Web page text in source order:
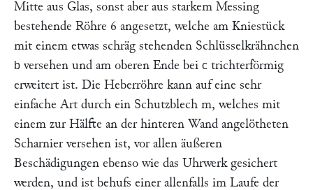
Mitte aus Glas, sonst aber aus starkem Messing
bestehende Röhre 6 angesetzt, welche am Kniestück
mit einem etwas schräg stehenden Schlüsselkrähnchen
b versehen und am oberen Ende bei c trichterförmig
erweitert ist. Die Heberröhre kann auf eine sehr
einfache Art durch ein Schutzblech m, welches mit
einem zur Hälfte an der hinteren Wand angelötheten
Scharnier versehen ist, vor allen äußeren
Beschädigungen ebenso wie das Uhrwerk gesichert
werden, und ist behufs einer allenfalls im Laufe der